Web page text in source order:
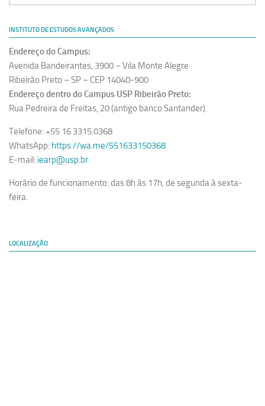
INSTITUTO DE ESTUDOS AVANÇADOS
Endereço do Campus:
Avenida Bandeirantes, 3900 – Vila Monte Alegre
Ribeirão Preto – SP – CEP 14040-900
Endereço dentro do Campus USP Ribeirão Preto:
Rua Pedreira de Freitas, 20 (antigo banco Santander).
Telefone: +55 16 3315.0368
WhatsApp: https://wa.me/551633150368
E-mail: iearp@usp.br
Horário de funcionamento: das 8h às 17h, de segunda à sexta-
feira.
LOCALIZAÇÃO